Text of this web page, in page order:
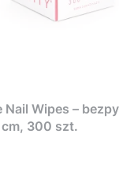
Wipes –
300 szt.